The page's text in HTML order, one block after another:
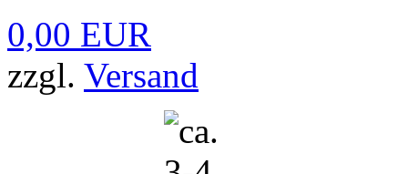
0,00 EUR
zzgl. Versand